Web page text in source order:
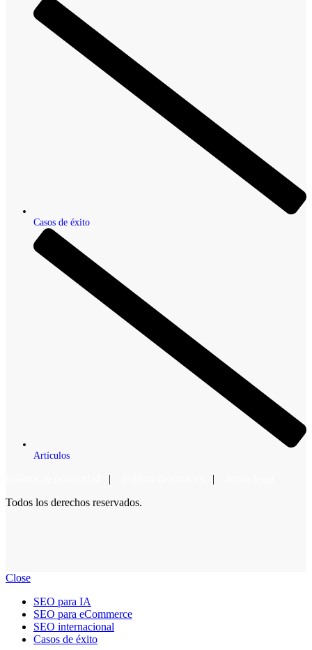
Casos de éxito
Artículos
| |
Todos los derechos reservados.
Close
SEO para IA
SEO para eCommerce
SEO internacional
Casos de éxito